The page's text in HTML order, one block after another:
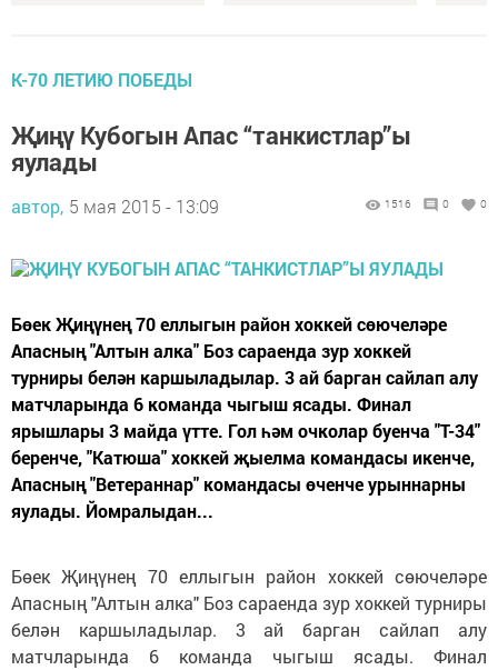
К-70 ЛЕТИЮ ПОБЕДЫ
Җиңү Кубогын Апас “танкистлар”ы
яулады
автор, 5 мая 2015 - 13:09 1516 0 0
Бөек Җиңүнең 70 еллыгын район хоккей сөючеләре
Апасның "Алтын алка" Боз сараенда зур хоккей
турниры белән каршыладылар. 3 ай барган сайлап алу
матчларында 6 команда чыгыш ясады. Финал
ярышлары 3 майда үтте. Гол һәм очколар буенча "Т-34"
беренче, "Катюша" хоккей җыелма командасы икенче,
Апасның "Ветераннар" командасы өченче урыннарны
яулады. Йомралыдан...
Бөек Җиңүнең 70 еллыгын район хоккей сөючеләре
Апасның "Алтын алка" Боз сараенда зур хоккей турниры
белән каршыладылар. 3 ай барган сайлап алу
матчларында 6 команда чыгыш ясады. Финал